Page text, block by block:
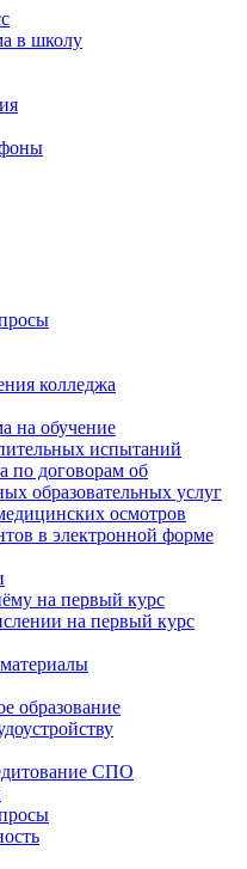
в школу
колледжа
на обучение
испытаний
по договорам об
образовательных услуг
осмотров
в электронной форме
на первый курс
на первый курс
образование
СПО